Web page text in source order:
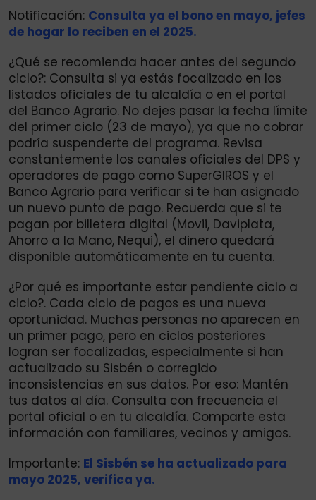
Notificación: Consulta ya el bono en mayo, jefes
de hogar lo reciben en el 2025.
¿Qué se recomienda hacer antes del segundo
ciclo?: Consulta si ya estás focalizado en los
listados oficiales de tu alcaldía o en el portal
del Banco Agrario. No dejes pasar la fecha límite
del primer ciclo (23 de mayo), ya que no cobrar
podría suspenderte del programa. Revisa
constantemente los canales oficiales del DPS y
operadores de pago como SuperGIROS y el
Banco Agrario para verificar si te han asignado
un nuevo punto de pago. Recuerda que si te
pagan por billetera digital (Movii, Daviplata,
Ahorro a la Mano, Nequi), el dinero quedará
disponible automáticamente en tu cuenta.
¿Por qué es importante estar pendiente ciclo a
ciclo?. Cada ciclo de pagos es una nueva
oportunidad. Muchas personas no aparecen en
un primer pago, pero en ciclos posteriores
logran ser focalizadas, especialmente si han
actualizado su Sisbén o corregido
inconsistencias en sus datos. Por eso: Mantén
tus datos al día. Consulta con frecuencia el
portal oficial o en tu alcaldía. Comparte esta
información con familiares, vecinos y amigos.
Importante: El Sisbén se ha actualizado para
mayo 2025, verifica ya.